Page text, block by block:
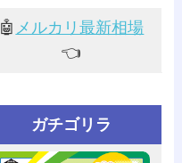
🤖 メルカリ最新相場
👈️
ガチゴリラ